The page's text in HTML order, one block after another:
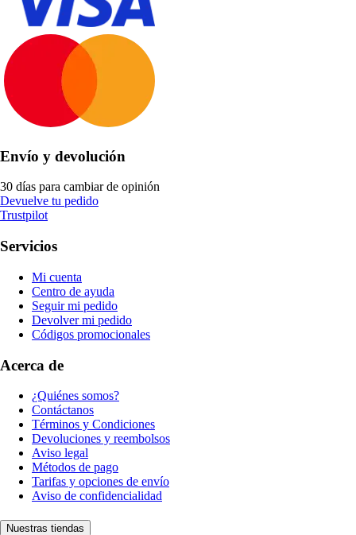
Envío y devolución
30 días para cambiar de opinión
Devuelve tu pedido
Trustpilot
Servicios
Mi cuenta
Centro de ayuda
Seguir mi pedido
Devolver mi pedido
Códigos promocionales
Acerca de
¿Quiénes somos?
Contáctanos
Términos y Condiciones
Devoluciones y reembolsos
Aviso legal
Métodos de pago
Tarifas y opciones de envío
Aviso de confidencialidad
Nuestras tiendas